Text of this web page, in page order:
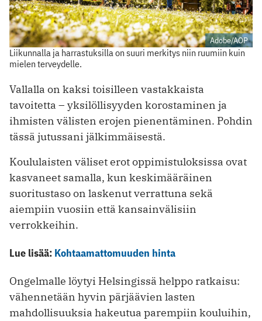
Adobe/AOP
Liikunnalla ja harrastuksilla on suuri merkitys niin ruumiin kuin
mielen terveydelle.
Vallalla on kaksi toisilleen vastakkaista
tavoitetta – yksilöllisyyden korostaminen ja
ihmisten välisten erojen pienentäminen. Pohdin
tässä jutussani jälkimmäisestä.
Koululaisten väliset erot oppimistuloksissa ovat
kasvaneet samalla, kun keskimääräinen
suoritustaso on laskenut verrattuna sekä
aiempiin vuosiin että kansainvälisiin
verrokkeihin.
Lue lisää: Kohtaamattomuuden hinta
Ongelmalle löytyi Helsingissä helppo ratkaisu:
vähennetään hyvin pärjäävien lasten
mahdollisuuksia hakeutua parempiin kouluihin,